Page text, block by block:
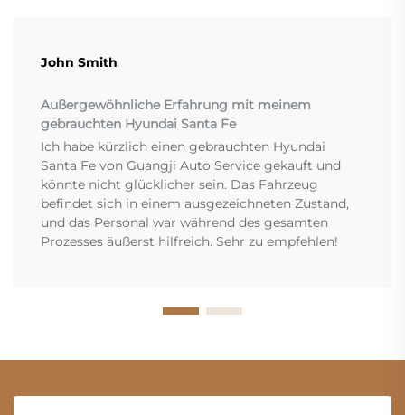
John Smith
Außergewöhnliche Erfahrung mit meinem
gebrauchten Hyundai Santa Fe
Ich habe kürzlich einen gebrauchten Hyundai
Santa Fe von Guangji Auto Service gekauft und
könnte nicht glücklicher sein. Das Fahrzeug
befindet sich in einem ausgezeichneten Zustand,
und das Personal war während des gesamten
Prozesses äußerst hilfreich. Sehr zu empfehlen!